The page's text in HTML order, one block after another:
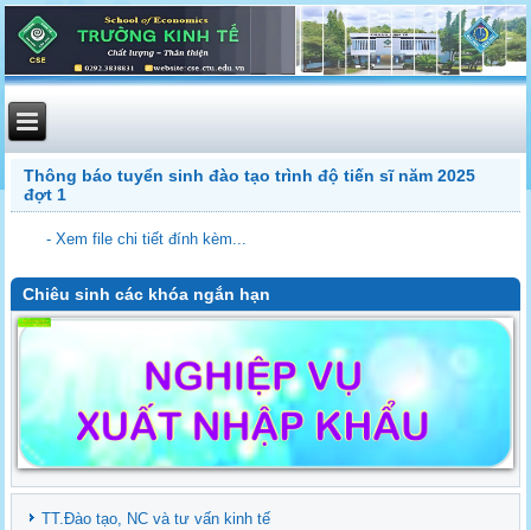
Thông báo tuyển sinh đào tạo trình độ tiến sĩ năm 2025
đợt 1
- Xem file chi tiết đính kèm...
Chiêu sinh các khóa ngắn hạn
TT.Đào tạo, NC và tư vấn kinh tế